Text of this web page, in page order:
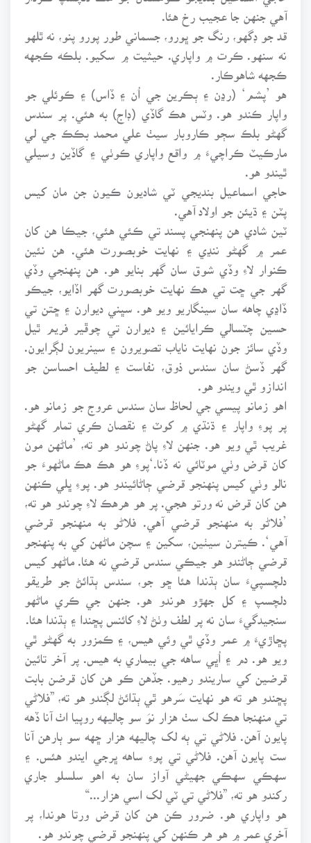
آهي جنهن جا عجيب رخ هئا.
قد جو ڊگهو، رنگ جو ڀورو، جسماني طور پورو پنو، نه ٿلهو
نه سنهو. ڪرت ۾ واپاري. حيثيت ۾ سکيو. بلڪه ڪجهه
ڪجهه شاهوڪار.
هو ’پشم‘ (رڍن ۽ ٻڪرين جي اُن ۽ ڏاس) ۽ ڪوئلي جو
واپار ڪندو هو. وٽس هڪ گاڏي (ڊاج) به هئي. پر سندس
گهڻو بلڪ سڄو ڪاروبار سيٺ علي محمد بڪڪ جي لي
مارڪيٽ ڪراچيءَ ۾ واقع واپاري ڪوٺي ۽ گاڏين وسيلي
حاجي اسماعيل بنديجي ٽي شاديون ڪيون جن مان کيس
پٽن ۽ ڌيئن جو اولاد آهي.
ٽين شادي هن پنهنجي پسند تي ڪئي هئي، جيڪا هن کان
عمر ۾ گهڻو ننڍي ۽ نهايت خوبصورت هئي. هن نئين
ڪنوار لاءِ وڏي شوق سان گهر بنايو هو. هن پنهنجي وڏي
گهر جي ڇت تي هڪ نهايت خوبصورت گهر اڏايو، جيڪو
ڏاڍي چاهه سان سينگاريو ويو هو. سڀني ديوارن ۽ ڇتن تي
حسين چٽسالي ڪرايائين ۽ ديوارن تي چوڦير فريم ٿيل
وڏي سائز جون نهايت ناياب تصويرون ۽ سينريون لڳرايون.
گهر ڏسڻ سان سندس ذوق، نفاست ۽ لطيف احساسن جو
اندازو ٿي ويندو هو.
اهو زمانو پيسي جي لحاظ سان سندس عروج جو زمانو هو.
پر پوءِ واپار ۽ ڌنڌي ۾ کوٽ ۽ نقصان ڪري تمام گهڻو
غريب ٿي ويو هو. جنهن لاءِ پاڻ چوندو هو ته، ’ماڻهن مون
کان قرض وٺي موٽائي نه ڏنا.‘پوءِ هو هڪ هڪ ماڻهوءَ جو
نالو وٺي کيس پنهنجو قرضي ڄاڻائيندو هو. پوءِ ڀلي ڪنهن
هن کان قرض نه ورتو هجي. پر هو هرهڪ لاءِ چوندو هو ته،
’فلاڻو به منهنجو قرضي آهي. فلاڻو به منهنجو قرضي
آهي‘. ڪيترن سيٺين، سکين ۽ سچن ماڻهن کي به پنهنجو
قرضي ڄاڻندو هو جيڪي سندس قرضي نه هئا. ماڻهو کيس
دلچسپيءَ سان ٻڌندا هئا ڇو جو، سندس ٻڌائڻ جو طريقو
دلچسپ ۽ کل جهڙو هوندو هو. جنهن جي ڪري ماڻهو
سنجيدگيءَ سان نه پر لطف وٺڻ لاءِ کائنس پڇندا ۽ ٻڌندا هئا.
پڇاڙيءَ ۾ عمر وڏي ٿي وئي هيس، ۽ ڪمزور به گهڻو ٿي
ويو هو. دم ۽ اُڀي ساهه جي بيماري به هيس. پر آخر تائين
قرضين کي ساريندو رهيو. جڏهن ڪو هن کان قرضن بابت
پڇندو هو ته هو نهايت سَرهو ٿي ٻڌائڻ لڳندو هو ته، ”فلاڻي
تي منهنجا هڪ لک سٺ هزار نوَ سو چاليهه روپيا اٺ آنا ڏهه
پايون آهن. فلاڻي تي ٻه لک چاليهه هزار ڇهه سو ٻارهن آنا
ست پايون آهن. فلاڻي تي پوءِ ساهه ڀرجي ايندو هئس. ۽
سهڪي سهڪي جهيڻي آواز سان به اهو سلسلو جاري
رکندو هو ته، ”فلاڻي تي ٽي لک اسي هزار...“
هو واپاري هو. ضرور ڪن هن کان قرض ورتا هوندا، پر
آخري عمر ۾ هو هر ڪنهن کي پنهنجو قرضي چوندو هو.